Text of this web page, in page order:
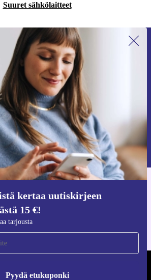
Suuret sähkölaitteet
kertaa uutiskirjeen
15 €!
tarjousta
Pyydä etukuponki
ensimmäistä kertaa uutiskirjeen
ja säästä 15 €!
missaa enää yhtäkään tarjousta.
Pyydä etukuponki
käytöstä löydättietosuojaselosteestamme.
iOS:lle ja Androidille